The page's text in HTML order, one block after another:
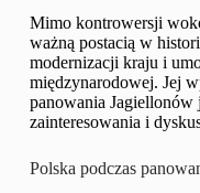
Mimo kontrowersji
ważną postacią w
modernizacji kraju i
międzynarodowej. Jej
panowania Jagiellonów
zainteresowania i
Polska podczas